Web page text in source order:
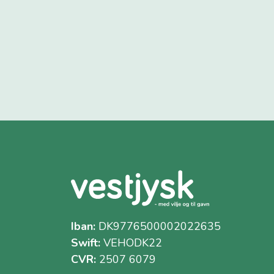
Iban:DK9776500002022635
Swift:VEHODK22
CVR:2507 6079